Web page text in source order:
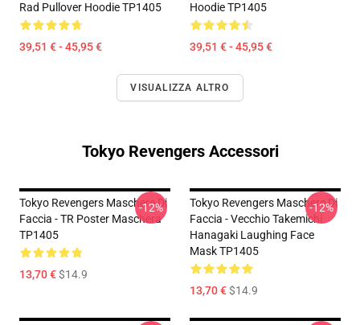
Rad Pullover Hoodie TP1405
39,51 € - 45,95 €
Hoodie TP1405
39,51 € - 45,95 €
VISUALIZZA ALTRO
Tokyo Revengers Accessori
Tokyo Revengers Maschere Di
Faccia - TR Poster Maschera
TP1405
13,70 €$14.9
-12%
Tokyo Revengers Maschere Di
Faccia - Vecchio Takemichi
Hanagaki Laughing Face
Mask TP1405
13,70 €$14.9
-12%